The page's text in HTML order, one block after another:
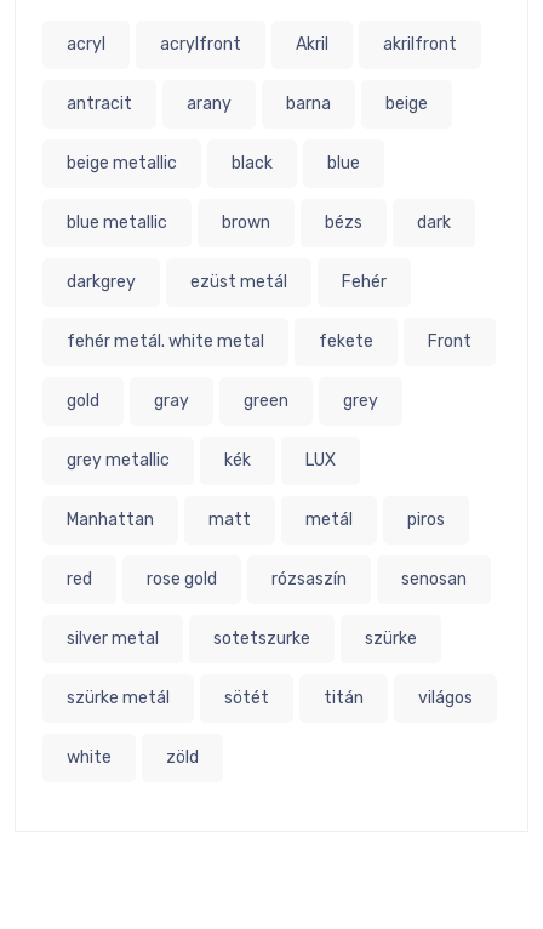
acryl acrylfront Akril akrilfront
antracit arany barna beige
beige metallic black blue
blue metallic brown bézs dark
darkgrey ezüst metál Fehér
fehér metál. white metal fekete Front
gold gray green grey
grey metallic kék LUX
Manhattan matt metál piros
red rose gold rózsaszín senosan
silver metal sotetszurke szürke
szürke metál sötét titán világos
white zöld